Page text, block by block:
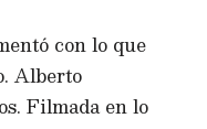
con lo que
Alberto
Filmada en lo